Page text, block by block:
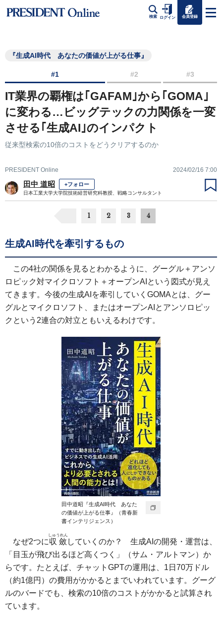
検索 ログイン 会員登録
『生成AI時代 あなたの価値が上がる仕事』
#1 #2 #3
IT業界の覇権は｢GAFAM｣から｢GOMA｣
に変わる…ビッグテックの力関係を一変
させる｢生成AI｣のインパクト
従来型検索の10倍のコストをどうクリアするのか
PRESIDENT Online 2024/02/16 7:00
田中 道昭 +フォロー
日本工業大学大学院技術経営研究科教授、戦略コンサルタント
1 2 3 4
生成AI時代を牽引するもの
この4社の関係を見るとわかるように、グーグル＋アンソ
ロピック対マイクロソフト＋オープンAIという図式が見え
てきます。今後の生成AIを牽引していくGOMAとは、グー
グルとマイクロソフト、またはオープンAIとアンソロピッ
クという2連合の対立ともいえるわけです。
田中道昭『生成AI時代 あなた
の価値が上がる仕事』（青春新
書インテリジェンス）
なぜ2つに収斂
しゅうれん
していくのか？ 生成AIの開発・運営は、
「目玉が飛び出るほど高くつく」（サム・アルトマン）か
らです。たとえば、チャットGPTの運用は、1日70万ドル
（約1億円）の費用がかかるとまでいわれています。グーグ
ルのバードでも、検索の10倍のコストがかかると試算され
ています。